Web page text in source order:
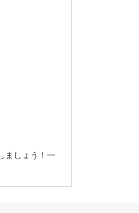
ましょう！━